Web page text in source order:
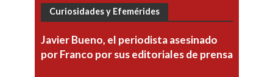
Curiosidades y Efemérides
Javier Bueno, el periodista asesinado
por Franco por sus editoriales de prensa